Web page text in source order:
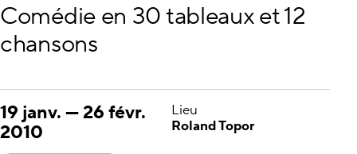
Comédie en 30 tableaux et 12
chansons
19 janv. —26 févr.
2010
Lieu
Roland Topor